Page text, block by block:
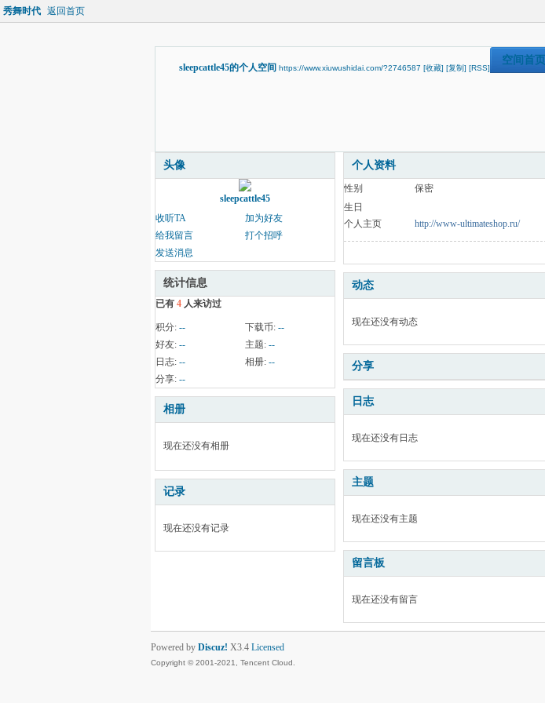
秀舞时代 返回首页
sleepcattle45的个人空间 https://www.xiuwushidai.com/?2746587 [收藏] [复制] [RSS]
空间首页
头像
sleepcattle45
收听TA
加为好友
给我留言
打个招呼
发送消息
统计信息
已有 4 人来访过
积分: -- 下载币: --
好友: -- 主题: --
日志: -- 相册: --
分享: --
相册
现在还没有相册
记录
现在还没有记录
个人资料
性别
保密
生日
个人主页
http://www-ultimateshop.ru/
动态
现在还没有动态
分享
日志
现在还没有日志
主题
现在还没有主题
留言板
现在还没有留言
Powered by Discuz! X3.4 Licensed
Copyright © 2001-2021, Tencent Cloud.